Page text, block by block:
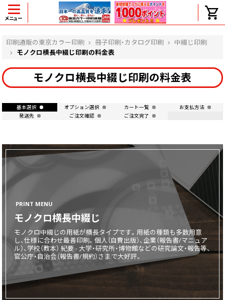
メニュー
印刷通販の東京カラー印刷 冊子印刷・カタログ印刷
中綴じ印刷
モノクロ横長中綴じ印刷の料金表
モノクロ横長中綴じ印刷の料金表
基本選択 オプション選択 カート一覧
お支払方法
発送先
ご注文確認 ご注文完了
PRINT MENU
モノクロ横長中綴じ
モノクロ中綴じの用紙が横長タイプです。用紙の種類も多数用意
し、仕様に合わせ最善印刷。個人（自費出版）、企業（報告書/マニュア
ル）、学校（教本） 紀要 - 大学・研究所・博物館などの研究論文・報告等、
官公庁・自治会（報告書/規約）さまで大好評。
ヘルプ
よくある質問
せん。
価格表にない部数の注文は可能ですか？
完成時間の目安を電話で確認できますか？
初回特典の1000ポイントを使用するに
は？
見本と印刷データの比較はしてくれます
か？
画面表示操作
ユーザー登録ログイン
注文